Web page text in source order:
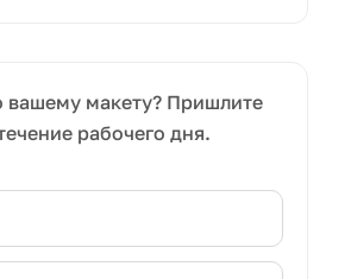
вашему макету? Пришлите
рабочего дня.